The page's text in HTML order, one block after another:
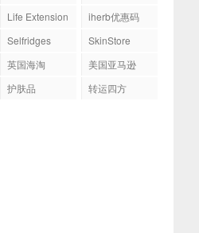
Life Extension
iherb优惠码
Selfridges
SkinStore
英国海淘
美国亚马逊
护肤品 转运四方